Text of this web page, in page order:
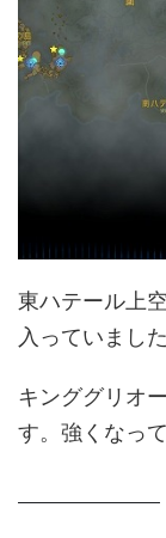
東ハテール上
入っていまし
キンググリオ
す。強くなっ